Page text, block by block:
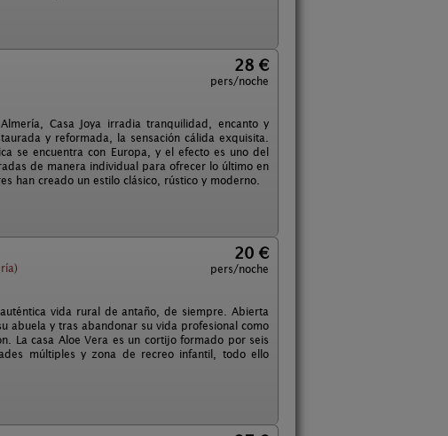
28 €
pers/noche
Casa Joya irradia tranquilidad, encanto y
y reformada, la sensación cálida exquisita.
se encuentra con Europa, y el efecto es uno del
de manera individual para ofrecer lo último en
han creado un estilo clásico, rústico y moderno.
20 €
pers/noche
vida rural de antaño, de siempre. Abierta
abuela y tras abandonar su vida profesional como
La casa Aloe Vera es un cortijo formado por seis
múltiples y zona de recreo infantil, todo ello